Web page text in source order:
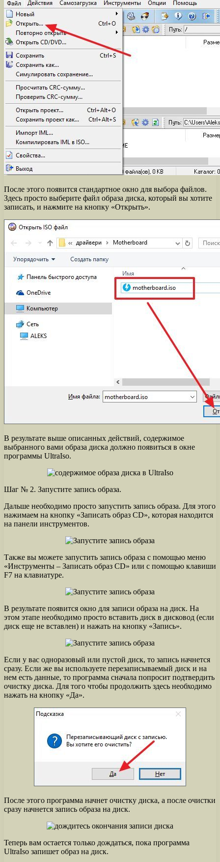
После этого появится стандартное окно для выбора файлов.
Здесь просто выберите файл образа диска, который вы хотите
записать, и нажмите на кнопку «Открыть».
В результате выше описанных действий, содержимое
выбранного вами образа диска должно появиться в окне
программы UltraIso.
Шаг № 2. Запустите запись образа.
Дальше необходимо просто запустить запись образа. Для этого
нажимаем на кнопку «Записать образ CD», которая находится
на панели инструментов.
Также вы можете запустить запись образа с помощью меню
«Инструменты – Записать образ CD» или с помощью клавиши
F7 на клавиатуре.
В результате появится окно для записи образа на диск. На
этом этапе необходимо просто вставить диск в дисковод (если
диск еще не вставлен) и нажать на кнопку «Запись».
Если у вас одноразовый или пустой диск, то запись начнется
сразу. Если же вы используете перезаписываемый диск и на
нем есть данные, то программа сначала попросит подтвердить
очистку диска. Для того чтобы продолжить здесь необходимо
нажать на кнопку «Да».
После этого программа начнет очистку диска, а после очистки
сразу начнется запись образа на диск.
Теперь вам остается только дождаться, пока программа
UltraIso запишет образ на диск.